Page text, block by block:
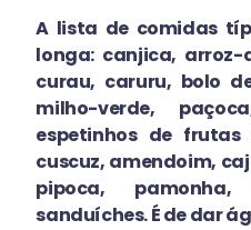
A lista de comidas
longa: canjica, arroz-
curau, caruru, bolo
milho-verde,
espetinhos de
cuscuz, amendoim,
pipoca,
sanduíches. É de dar